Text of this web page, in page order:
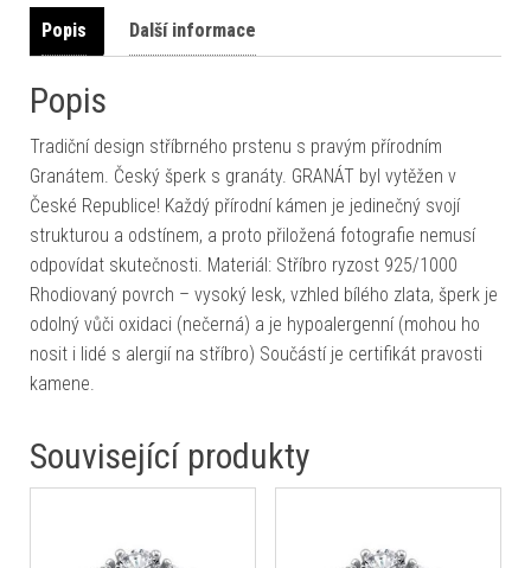
Popis Další informace
Popis
Tradiční design stříbrného prstenu s pravým přírodním
Granátem. Český šperk s granáty. GRANÁT byl vytěžen v
České Republice! Každý přírodní kámen je jedinečný svojí
strukturou a odstínem, a proto přiložená fotografie nemusí
odpovídat skutečnosti. Materiál: Stříbro ryzost 925/1000
Rhodiovaný povrch – vysoký lesk, vzhled bílého zlata, šperk je
odolný vůči oxidaci (nečerná) a je hypoalergenní (mohou ho
nosit i lidé s alergií na stříbro) Součástí je certifikát pravosti
kamene.
Související produkty